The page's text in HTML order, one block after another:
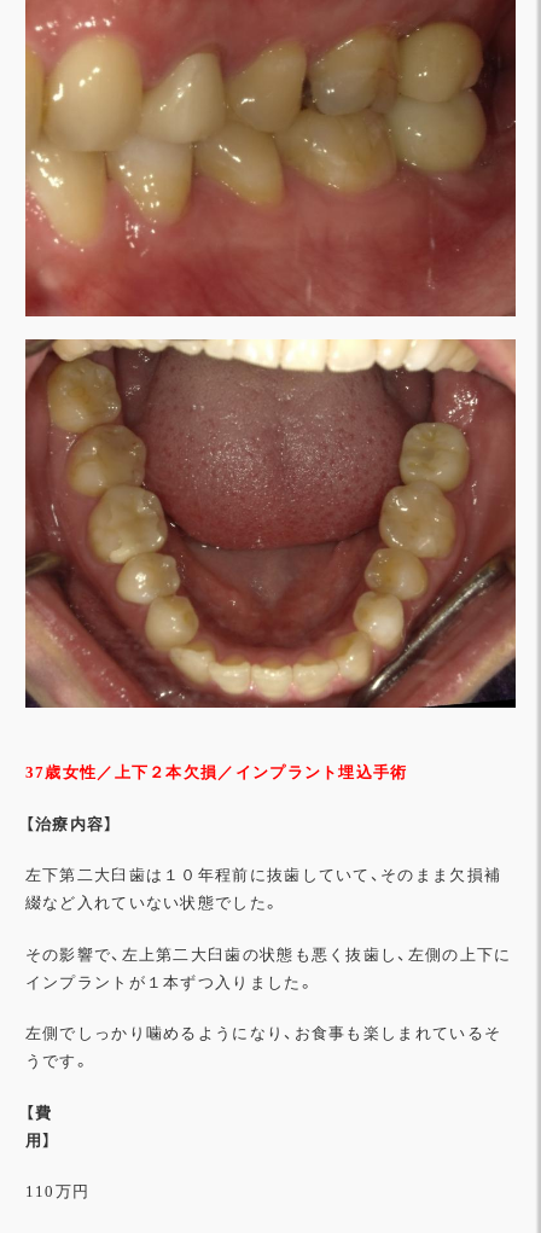
37歳女性 ／上下２本欠損／インプラント埋込手術
【治療内容】
左下第二大臼歯は１０年程前に抜歯していて、そのまま欠損補
綴など入れていない状態でした。
その影響で、左上第二大臼歯の状態も悪く抜歯し、左側の上下に
インプラントが１本ずつ入りました。
左側でしっかり噛めるようになり、お食事も楽しまれているそ
うです。
【費
用】
110万円